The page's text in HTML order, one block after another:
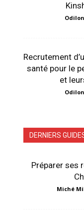
Recrutement
santé pour le
et
DERNIERS
Préparer ses
Miché